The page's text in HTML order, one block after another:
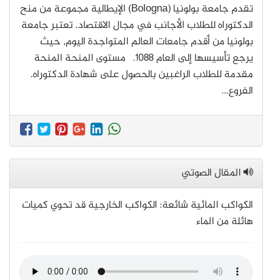
تقدم جامعة بولونيا (Bologna) الإيطالية مجموعة من منح
الدكتوراه للطلاب الأجانب في مجال الاقتصاد. تعتبر جامعة
بولونيا من أقدم جامعات العالم المتواجدة اليوم, حيث
يرجع تأسيسها إلى العام 1088. مستوى المنحة المنحة
مقدمة للطلاب الراغبين بالحصول على شهادة الدكتوراه.
الفروع…
المقال الصوتي
الكواكب المائية شائعة: الكواكب الخارجية قد تحوي كميات
هائلة من الماء